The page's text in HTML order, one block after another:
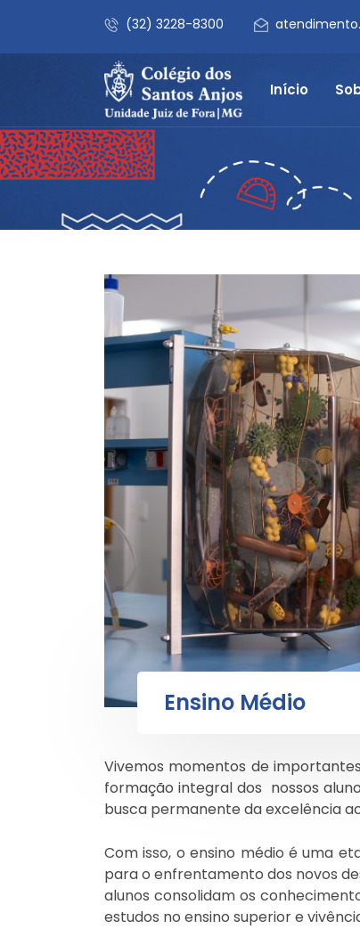
(32) 3228-8300
Início
Ensino Médio
Vivemos momentos de
formação integral dos nossos
busca permanente da excelência
Com isso, o ensino médio é uma
para o enfrentamento dos novos
alunos consolidam os
estudos no ensino superior e